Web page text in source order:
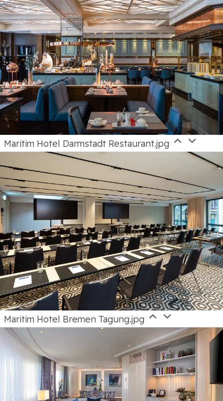
Maritim Hotel Darmstadt Restaurant.jpg
Maritim Hotel Bremen Tagung.jpg